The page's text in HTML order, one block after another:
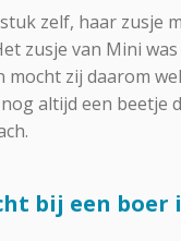
zelf, haar zusje
zusje van Mini
mocht zij daarom
altijd een beetje
bij een boer